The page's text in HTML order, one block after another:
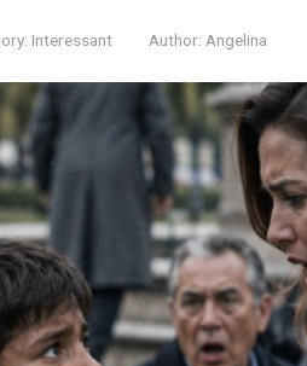
Interessant Author: Angelina